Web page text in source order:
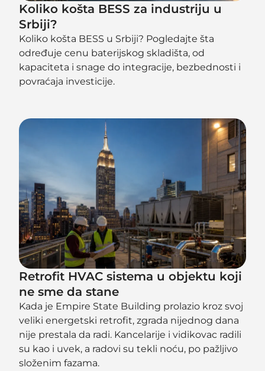
Koliko košta BESS za industriju u
Srbiji?
Koliko košta BESS u Srbiji? Pogledajte šta
određuje cenu baterijskog skladišta, od
kapaciteta i snage do integracije, bezbednosti i
povraćaja investicije.
Retrofit HVAC sistema u objektu koji
ne sme da stane
Kada je Empire State Building prolazio kroz svoj
veliki energetski retrofit, zgrada nijednog dana
nije prestala da radi. Kancelarije i vidikovac radili
su kao i uvek, a radovi su tekli noću, po pažljivo
složenim fazama.